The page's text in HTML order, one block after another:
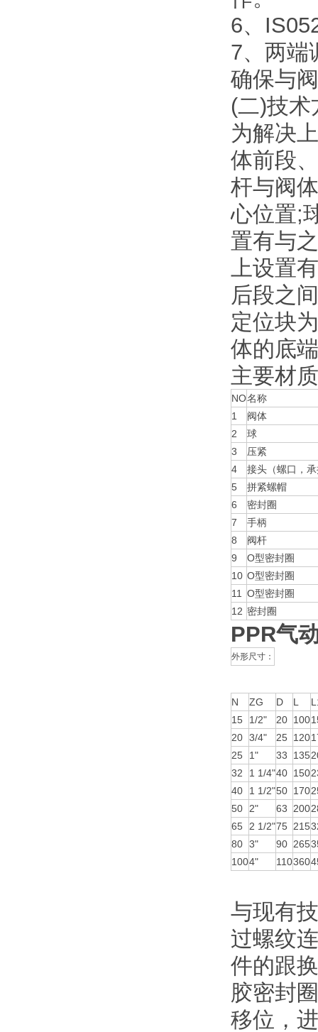
6、
7、两端
确保与
(二)技术
为解决
体前段
杆与阀
心位置;
置有与
上设置
后段之
定位块
体的底
主要材质
NO名称
1
阀体
2
球
3
压紧
4
接头（螺口，
5
拼紧螺帽
6
密封圈
7
手柄
8
阀杆
9
O型密封圈
10 O型密封圈
11
O型密封圈
12 密封圈
PPR气
外形尺寸：
N ZG D L
15
1/2" 20 100
20 3/4" 25 120
25
1" 33 135
32
1 1/4"40 150
40
1 1/2"50 170
50
2" 63 200
65
2 1/2"75 215
80 3" 90 265
1004" 110360
与现有
过螺纹
件的跟
胶密封
移位，